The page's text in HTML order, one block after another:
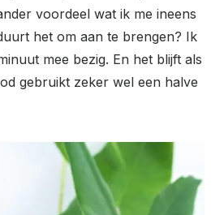
voordeel wat ik me ineens
het om aan te brengen? Ik
mee bezig. En het blijft als
gebruikt zeker wel een halve